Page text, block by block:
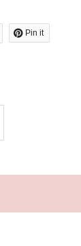
Pin it